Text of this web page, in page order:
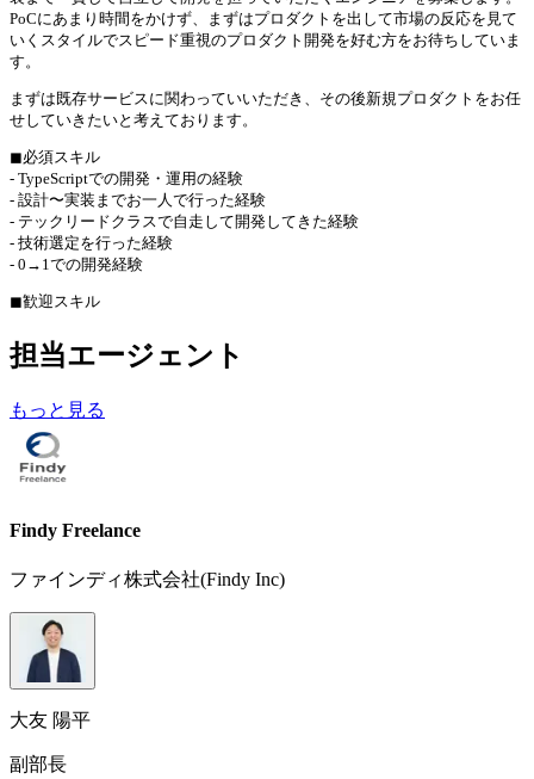
PoCにあまり時間をかけず、まずはプロダクトを出して市場の反応を見て
いくスタイルでスピード重視のプロダクト開発を好む方をお待ちしていま
す。
まずは既存サービスに関わっていいただき、その後新規プロダクトをお任
せしていきたいと考えております。
◼︎必須スキル
- TypeScriptでの開発・運用の経験
- 設計〜実装までお一人で行った経験
- テックリードクラスで自走して開発してきた経験
- 技術選定を行った経験
- 0→1での開発経験
◼︎歓迎スキル
担当エージェント
もっと見る
Findy Freelance
ファインディ株式会社(Findy Inc)
大友 陽平
副部長